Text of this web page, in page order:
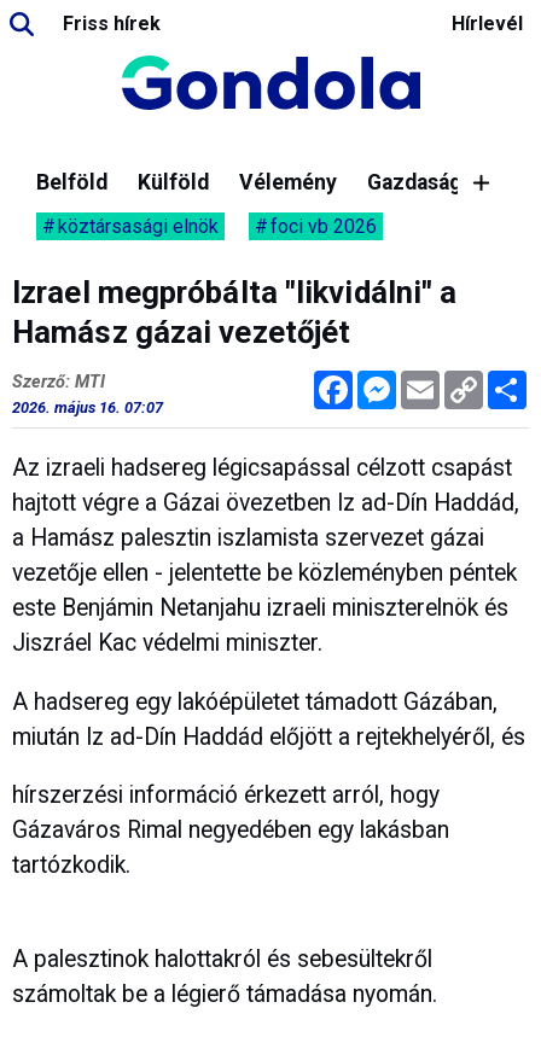
Friss hírek Hírlevél
Belföld Külföld Vélemény Gazdaság
köztársasági elnök foci vb 2026
Izrael megpróbálta "likvidálni" a
Hamász gázai vezetőjét
FacebookMessenger
Email Copy
Link
Szerző: MTI
2026. május 16. 07:07
Az izraeli hadsereg légicsapással célzott csapást
hajtott végre a Gázai övezetben Iz ad-Dín Haddád,
a Hamász palesztin iszlamista szervezet gázai
vezetője ellen - jelentette be közleményben péntek
este Benjámin Netanjahu izraeli miniszterelnök és
Jiszráel Kac védelmi miniszter.
A hadsereg egy lakóépületet támadott Gázában,
miután Iz ad-Dín Haddád előjött a rejtekhelyéről, és
hírszerzési információ érkezett arról, hogy
Gázaváros Rimal negyedében egy lakásban
tartózkodik.
A palesztinok halottakról és sebesültekről
számoltak be a légierő támadása nyomán.